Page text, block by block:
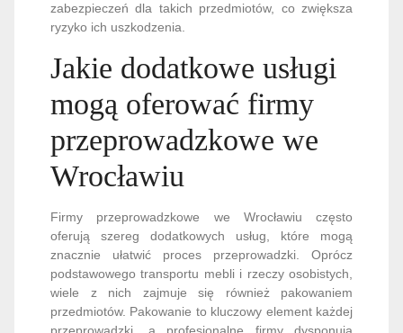
zabezpieczeń dla takich przedmiotów, co zwiększa
ryzyko ich uszkodzenia.
Jakie dodatkowe usługi
mogą oferować firmy
przeprowadzkowe we
Wrocławiu
Firmy przeprowadzkowe we Wrocławiu często
oferują szereg dodatkowych usług, które mogą
znacznie ułatwić proces przeprowadzki. Oprócz
podstawowego transportu mebli i rzeczy osobistych,
wiele z nich zajmuje się również pakowaniem
przedmiotów. Pakowanie to kluczowy element każdej